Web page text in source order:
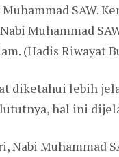
SAW.
Muhammad
(Hadis Riwayat
diketahui lebih
hal ini
Nabi Muhammad